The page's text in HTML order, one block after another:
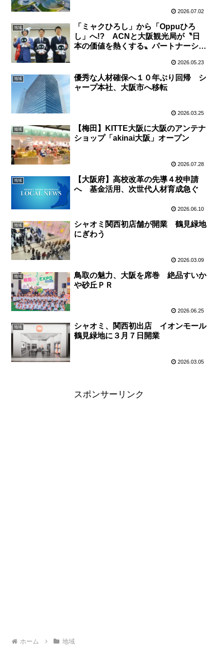
2026.07.02
地域
「ミャクひろし」から「Oppuひろ
し」へ!? ACNと大阪観光局が〝日
本の価値を熱くする〟パートナーシッ
2026.05.23
地域
優秀な人材確保へ１０年ぶり回帰 シ
ャープ本社、大阪市へ移転
2026.03.25
地域
【梅田】KITTE大阪に大阪のアンテナ
ショップ「akinai大阪」オープン
2026.07.28
地域
【大阪府】高校改革の先導４校申請
へ 基金活用、次世代人材育成急ぐ
2026.06.10
地域
シャオミ関西初店舗が開業 鶴見緑地
にぎわう
2026.03.09
地域
鳥取の魅力、大阪を席巻 絶品すいか
や砂丘ＰＲ
2026.06.25
地域
シャオミ、関西初出店 イオンモール
鶴見緑地に３月７日開業
2026.03.05
スポンサーリンク
ホーム 地域